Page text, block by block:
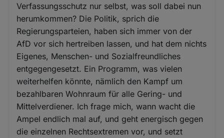
Verfassungsschutz nur selbst, was soll dabei nun
herumkommen? Die Politik, sprich die
Regierungsparteien, haben sich immer von der
AfD vor sich hertreiben lassen, und hat dem nichts
Eigenes, Menschen- und Sozialfreundliches
entgegengesetzt. Ein Programm, was vielen
weiterhelfen könnte, nämlich den Kampf um
bezahlbaren Wohnraum für alle Gering- und
Mittelverdiener. Ich frage mich, wann wacht die
Ampel endlich mal auf, und geht energisch gegen
die einzelnen Rechtsextremen vor, und setzt